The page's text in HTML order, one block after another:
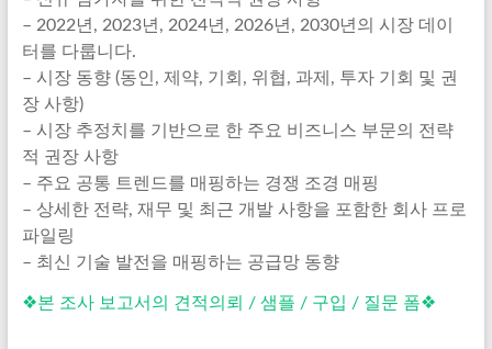
– 2022년, 2023년, 2024년, 2026년, 2030년의 시장 데이
터를 다룹니다.
– 시장 동향 (동인, 제약, 기회, 위협, 과제, 투자 기회 및 권
장 사항)
– 시장 추정치를 기반으로 한 주요 비즈니스 부문의 전략
적 권장 사항
– 주요 공통 트렌드를 매핑하는 경쟁 조경 매핑
– 상세한 전략, 재무 및 최근 개발 사항을 포함한 회사 프로
파일링
– 최신 기술 발전을 매핑하는 공급망 동향
❖본 조사 보고서의 견적의뢰 / 샘플 / 구입 / 질문 폼❖